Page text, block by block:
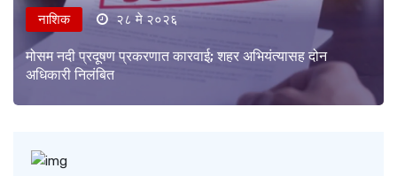
नाशिक २८ मे २०२६
मोसम नदी प्रदूषण प्रकरणात कारवाई; शहर अभियंत्यासह दोन
अधिकारी निलंबित